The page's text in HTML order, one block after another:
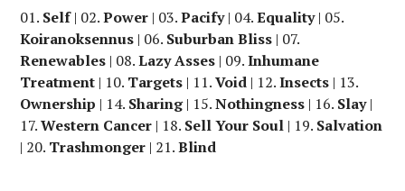
01. Self| 02.Power | 03.Pacify| 04.Equality| 05.
Koiranoksennus | 06. Suburban Bliss | 07.
Renewables | 08.Lazy Asses | 09.Inhumane
Treatment | 10. Targets | 11.Void | 12.Insects | 13.
Ownership | 14. Sharing| 15.Nothingness | 16. Slay|
17.Western Cancer | 18. Sell Your Soul | 19. Salvation
| 20. Trashmonger | 21.Blind